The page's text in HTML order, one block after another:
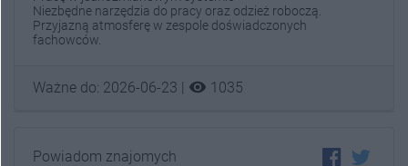
Niezbędne narzędzia do pracy oraz odzież roboczą.
Przyjazną atmosferę w zespole doświadczonych
fachowców.
Ważne do: 2026-06-23 | visibility 1035
Powiadom znajomych